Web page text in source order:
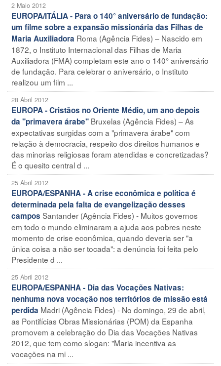
2 Maio 2012
EUROPA/ITÁLIA - Para o 140° aniversário de fundação:
um filme sobre a expansão missionária das Filhas de
Maria Auxiliadora Roma (Agência Fides) – Nascido em
1872, o Instituto Internacional das Filhas de Maria
Auxiliadora (FMA) completam este ano o 140° aniversário
de fundação. Para celebrar o aniversário, o Instituto
realizou um film ...
28 Abril 2012
EUROPA - Cristãos no Oriente Médio, um ano depois
da "primavera árabe" Bruxelas (Agência Fides) – As
expectativas surgidas com a "primavera árabe" com
relação à democracia, respeito dos direitos humanos e
das minorias religiosas foram atendidas e concretizadas?
É o quesito central d ...
25 Abril 2012
EUROPA/ESPANHA - A crise econômica e política é
determinada pela falta de evangelização desses
campos Santander (Agência Fides) - Muitos governos
em todo o mundo eliminaram a ajuda aos pobres neste
momento de crise econômica, quando deveria ser "a
única coisa a não ser tocada": a denúncia foi feita pelo
Presidente d ...
25 Abril 2012
EUROPA/ESPANHA - Dia das Vocações Nativas:
nenhuma nova vocação nos territórios de missão está
perdida Madri (Agência Fides) - No domingo, 29 de abril,
as Pontifícias Obras Missionárias (POM) da Espanha
promovem a celebração do Dia das Vocações Nativas
2012, que tem como slogan: "Maria incentiva as
vocações na mi ...